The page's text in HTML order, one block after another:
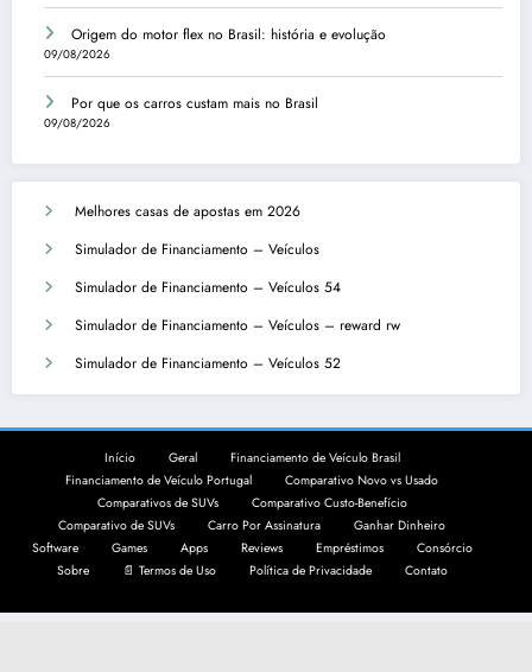
Origem do motor flex no Brasil: história e evolução
09/08/2026
Por que os carros custam mais no Brasil
09/08/2026
Melhores casas de apostas em 2026
Simulador de Financiamento – Veículos
Simulador de Financiamento – Veículos 54
Simulador de Financiamento – Veículos – reward rw
Simulador de Financiamento – Veículos 52
Início Geral
Financiamento de Veículo Brasil
Financiamento de Veículo Portugal
Comparativo Novo vs Usado
Comparativos de SUVs
Comparativo Custo-Benefício
Comparativo de SUVs
Carro Por Assinatura
Ganhar Dinheiro
Software
Games Apps Reviews Empréstimos
Consórcio
Sobre
📄 Termos de Uso Política de Privacidade Contato